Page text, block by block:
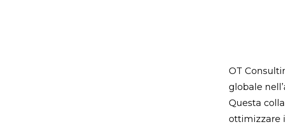
OT
globale
Questa
ottimizzare